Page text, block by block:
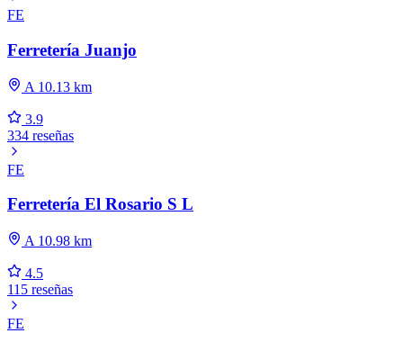
FE
Ferretería Juanjo
A 10.13 km
3.9
334 reseñas
FE
Ferretería El Rosario S L
A 10.98 km
4.5
115 reseñas
FE